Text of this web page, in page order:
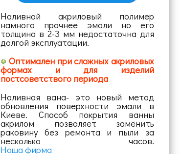
Наливной акриловый полимер
намного прочнее эмали но его
толщина в 2-3 мм недостаточна для
долгой эксплуатации.
Оптимален при сложных акриловых
формах и для изделий
постсоветствого периода
Наливная вана- это новый метод
обновления поверхности эмали в
Киеве. Способ покрытия ванны
акрилом позволяет заменить
раковину без ремонта и пыли за
несколько часов.
Наша фирма